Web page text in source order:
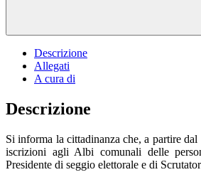
Descrizione
Allegati
A cura di
Descrizione
Si informa la cittadinanza che, a partire dal
iscrizioni agli Albi comunali delle
Presidente di seggio elettorale e di